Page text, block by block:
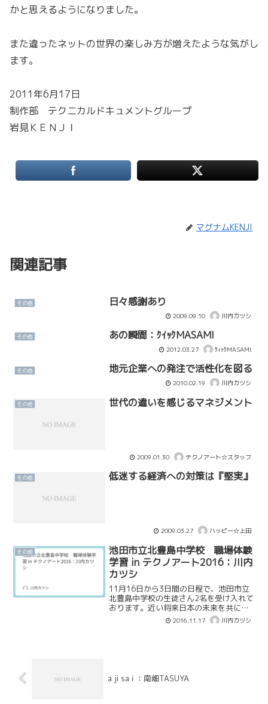
かと思えるようになりました。
また違ったネットの世界の楽しみ方が増えたような気がし
ます。
2011年6月17日
制作部 テクニカルドキュメントグループ
岩見ＫＥＮＪＩ
マグナムKENJI
関連記事
その他 日々感謝あり
2009.09.10 川内カツシ
その他 あの瞬間：ｸｲｯｸMASAMI
2012.03.27 ｸｨｯｸMASAMI
その他 地元企業への発注で活性化を図る
2010.02.19 川内カツシ
その他 世代の違いを感じるマネジメント
2009.01.30 テクノアート☆スタッフ
その他 低迷する経済への対策は『堅実』
2009.03.27 ハッピー☆上田
その他
池田市立北豊島中学校 職場体験
学習 in テクノアート2016：川内
カツシ
11月16日から3日間の日程で、池田市立
北豊島中学校の生徒さん2名を受け入れて
おります。近い将来日本の未来を共に担
っていく若者に、将来を職場体験を通じ
て自分の将来に目標や夢を抱く手助けに
2016.11.17 川内カツシ
a ji sa i ：南畑TASUYA